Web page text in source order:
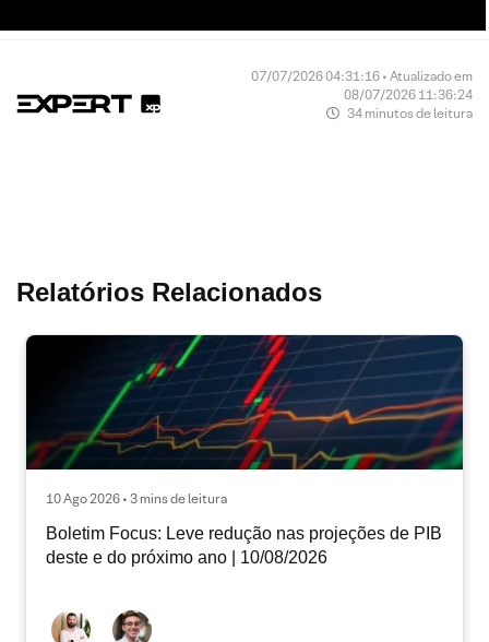
07/07/2026 04:31:16 • Atualizado em
08/07/2026 11:36:24
34 minutos de leitura
Relatórios Relacionados
10 Ago 2026 • 3 mins de leitura
Boletim Focus: Leve redução nas projeções de PIB
deste e do próximo ano | 10/08/2026